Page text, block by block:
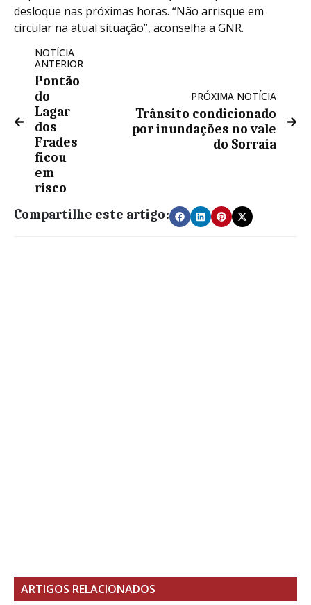
desloque nas próximas horas. “Não arrisque em
circular na atual situação”, aconselha a GNR.
NOTÍCIA
ANTERIOR
Pontão
do
Lagar
dos
Frades
ficou
em
risco
PRÓXIMA NOTÍCIA
Trânsito condicionado
por inundações no vale
do Sorraia
Compartilhe este artigo:
ARTIGOS RELACIONADOS